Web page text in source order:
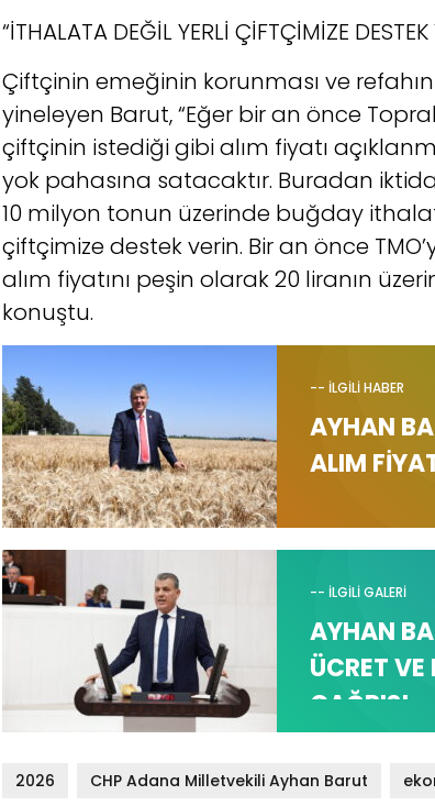
“İTHALATA DEĞİL YERLİ ÇİFTÇİMİZE DESTEK
Çiftçinin emeğinin korunması ve
yineleyen Barut, “Eğer bir an önce
çiftçinin istediği gibi alım fiyatı
yok pahasına satacaktır. Buradan
10 milyon tonun üzerinde buğday
çiftçimize destek verin. Bir an önce
alım fiyatını peşin olarak 20 liranın
konuştu.
-- İLGİLİ HABER
AYHAN
ALIM
-- İLGİLİ GALERİ
AYHAN
ÜCRET
ÇAĞRISI…
2026 CHP Adana Milletvekili Ayhan Barut